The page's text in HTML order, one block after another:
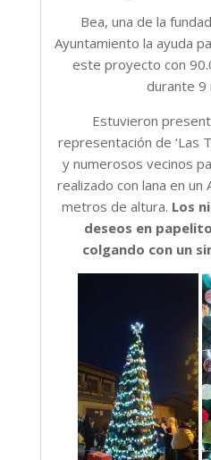
Bea, una de la
Ayuntamiento la ayuda
este proyecto con
durante 9
Estuvieron
representación de ‘Las
y numerosos vecinos
realizado con lana en
metros de altura. Los
deseos en
colgando con un